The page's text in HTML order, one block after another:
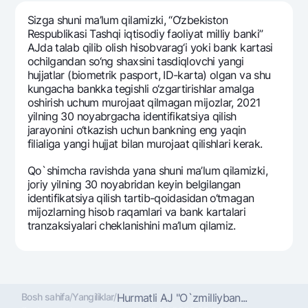
Hamma uchun USD uchun
Talab qilib olinguncha USD
Oltin omonat
NBU’dan oltin quymalar
Kumush omonat
UzCard/HUMO
Visa
Visa FIFA
Mastercard
Ish haqi
Garmin pay
Eskrou hisobvarag‘i
Tariflar
Aksiyalar
Milliy mobil ilovasi
Ko'p beriladigan savollar
Sayt bo‘yicha qidiring
Matbuot markazi
Sizga shuni ma’lum qilamizki, “O‘zbekiston
Respublikasi Tashqi iqtisodiy faoliyat milliy banki”
AJda talab qilib olish hisobvarag‘i yoki bank kartasi
ochilgandan so‘ng shaxsini tasdiqlovchi yangi
hujjatlar (biometrik pasport, ID-karta) olgan va shu
kungacha bankka tegishli o‘zgartirishlar amalga
oshirish uchum murojaat qilmagan mijozlar, 2021
yilning 30 noyabrgacha identifikatsiya qilish
jarayonini o‘tkazish uchun bankning eng yaqin
filialiga yangi hujjat bilan murojaat qilishlari kerak.
Qo`shimcha ravishda yana shuni ma’lum qilamizki,
joriy yilning 30 noyabridan keyin belgilangan
identifikatsiya qilish tartib-qoidasidan o‘tmagan
mijozlarning hisob raqamlari va bank kartalari
tranzaksiyalari cheklanishini ma’lum qilamiz.
Bosh sahifa/Yangiliklar/Hurmatli AJ "O`zmilliyban...